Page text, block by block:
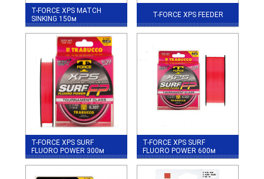
T-FORCE XPS MATCH
SINKING 150м
T-FORCE XPS FEEDER
T-FORCE XPS SURF
FLUORO POWER 300м
T-FORCE XPS SURF
FLUORO POWER 600м